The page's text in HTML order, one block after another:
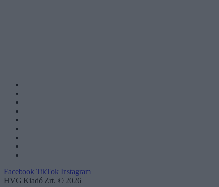
Facebook TikTok Instagram
HVG Kiadó Zrt. © 2026